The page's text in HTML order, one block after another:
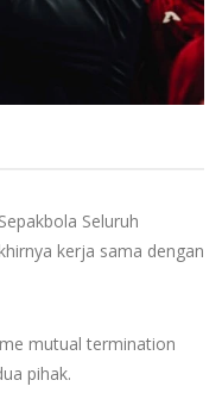
Seluruh
kerja sama dengan
mutual termination
pihak.